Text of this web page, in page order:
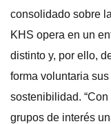
consolidado sobre
KHS opera en un
distinto y, por ello,
forma voluntaria
sostenibilidad.
grupos de interés